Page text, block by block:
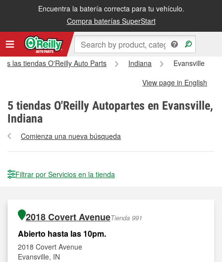
Encuentra la batería correcta para tu vehículo.
Compra baterías SuperStart
las tiendas O'Reilly Auto Parts Indiana
Evansville
View page in English
5 tiendas O'Reilly Autopartes en Evansville,
Indiana
Comienza una nueva búsqueda
Filtrar por Servicios en la tienda
2018 Covert AvenueTienda 991
Abierto hasta las 10pm.
2018 Covert Avenue
Evansville, IN